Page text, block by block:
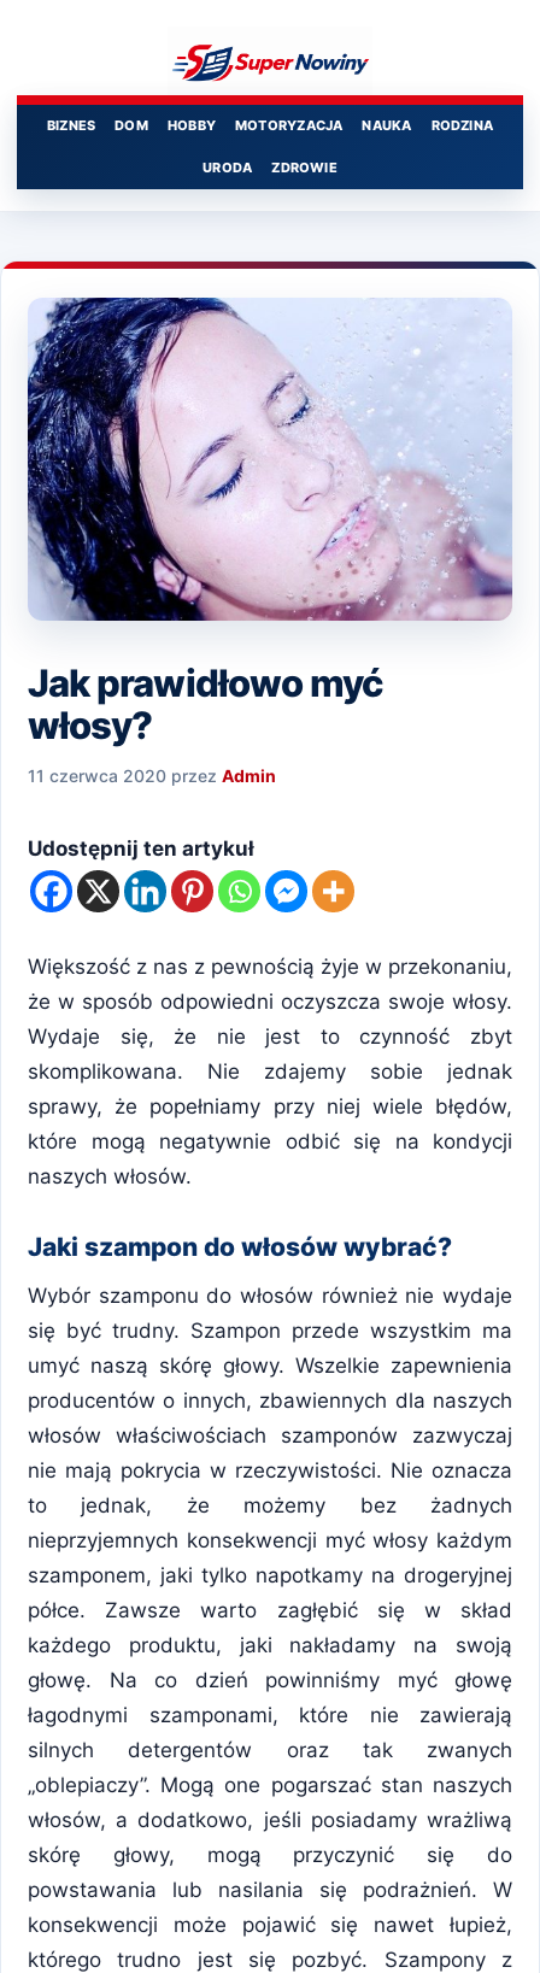
BIZNES DOM HOBBY MOTORYZACJA NAUKA RODZINA
URODA ZDROWIE
Jak prawidłowo myć
włosy?
11 czerwca 2020 przez Admin
Udostępnij ten artykuł
Większość z nas z pewnością żyje w przekonaniu,
że w sposób odpowiedni oczyszcza swoje włosy.
Wydaje się, że nie jest to czynność zbyt
skomplikowana. Nie zdajemy sobie jednak
sprawy, że popełniamy przy niej wiele błędów,
które mogą negatywnie odbić się na kondycji
naszych włosów.
Jaki szampon do włosów wybrać?
Wybór szamponu do włosów również nie wydaje
się być trudny. Szampon przede wszystkim ma
umyć naszą skórę głowy. Wszelkie zapewnienia
producentów o innych, zbawiennych dla naszych
włosów właściwościach szamponów zazwyczaj
nie mają pokrycia w rzeczywistości. Nie oznacza
to jednak, że możemy bez żadnych
nieprzyjemnych konsekwencji myć włosy każdym
szamponem, jaki tylko napotkamy na drogeryjnej
półce. Zawsze warto zagłębić się w skład
każdego produktu, jaki nakładamy na swoją
głowę. Na co dzień powinniśmy myć głowę
łagodnymi szamponami, które nie zawierają
silnych detergentów oraz tak zwanych
„oblepiaczy”. Mogą one pogarszać stan naszych
włosów, a dodatkowo, jeśli posiadamy wrażliwą
skórę głowy, mogą przyczynić się do
powstawania lub nasilania się podrażnień. W
konsekwencji może pojawić się nawet łupież,
którego trudno jest się pozbyć. Szampony z